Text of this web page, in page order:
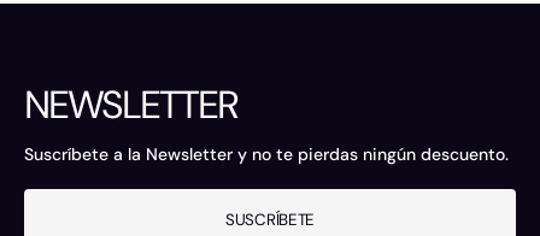
NEWSLETTER
Suscríbete a la Newsletter y no te pierdas ningún descuento.
SUSCRÍBETE